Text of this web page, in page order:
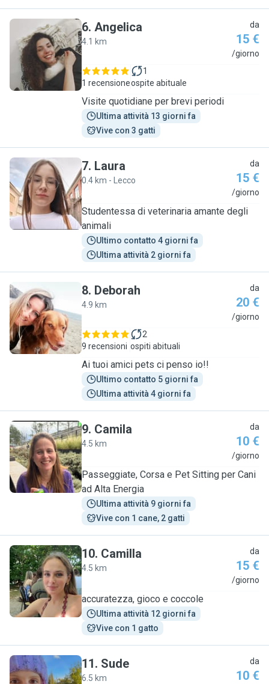
A
6. Angelica
4.1 km
da
15 €
/giorno
1 recensione
1
ospite abituale
Visite quotidiane per brevi periodi
Ultima attività 13 giorni fa
Vive con 3 gatti
L
7. Laura
0.4 km - Lecco
da
15 €
/giorno
Studentessa di veterinaria amante degli
animali
Ultimo contatto 4 giorni fa
Ultima attività 2 giorni fa
D
8. Deborah
4.9 km
da
20 €
/giorno
9 recensioni
2
ospiti abituali
Ai tuoi amici pets ci penso io!!
Ultimo contatto 5 giorni fa
Ultima attività 4 giorni fa
C
9. Camila
4.5 km
da
10 €
/giorno
Passeggiate, Corsa e Pet Sitting per Cani
ad Alta Energia
Ultima attività 9 giorni fa
Vive con 1 cane, 2 gatti
C
10. Camilla
4.5 km
da
15 €
/giorno
accuratezza, gioco e coccole
Ultima attività 12 giorni fa
Vive con 1 gatto
11. Sude
6.5 km
da
10 €